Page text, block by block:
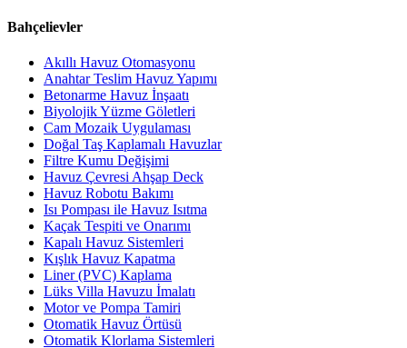
Bahçelievler
Akıllı Havuz Otomasyonu
Anahtar Teslim Havuz Yapımı
Betonarme Havuz İnşaatı
Biyolojik Yüzme Göletleri
Cam Mozaik Uygulaması
Doğal Taş Kaplamalı Havuzlar
Filtre Kumu Değişimi
Havuz Çevresi Ahşap Deck
Havuz Robotu Bakımı
Isı Pompası ile Havuz Isıtma
Kaçak Tespiti ve Onarımı
Kapalı Havuz Sistemleri
Kışlık Havuz Kapatma
Liner (PVC) Kaplama
Lüks Villa Havuzu İmalatı
Motor ve Pompa Tamiri
Otomatik Havuz Örtüsü
Otomatik Klorlama Sistemleri